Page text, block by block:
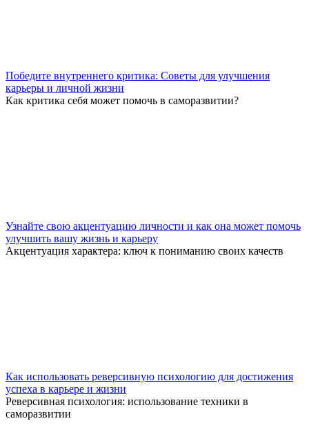
Победите внутреннего критика: Советы для улучшения
карьеры и личной жизни
Как критика себя может помочь в саморазвитии?
Узнайте свою акцентуацию личности и как она может помочь
улучшить вашу жизнь и карьеру
Акцентуация характера: ключ к пониманию своих качеств
Как использовать реверсивную психологию для достижения
успеха в карьере и жизни
Реверсивная психология: использование техники в
саморазвитии